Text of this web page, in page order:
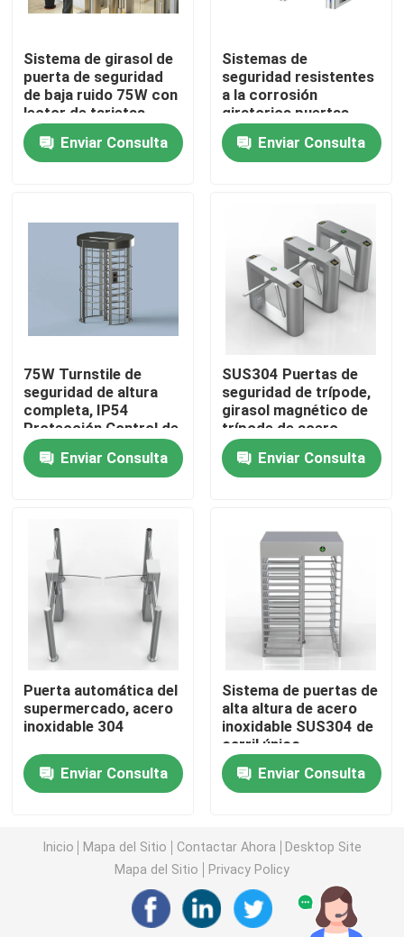
Inicio
Productos
Videos
Visita a la fábrica
Control de Calidad
noticias
Solicitar una cotización
Puertas electrónicas del torniquete
Puerta de oscilación del torniquete
Puerta del torniquete de la aleta
Puerta del torniquete del trípode
Torniquete de la puerta de velocidad
Torniquete de la puerta de desplazamiento
Máquina biométrica de reconocimiento facial
Sistema de girasol de
puerta de seguridad
de baja ruido 75W con
lector de tarjetas
Enviar Consulta
Sistemas de
seguridad resistentes
a la corrosión
giratorios puertas
giratorias
automáticas 75W
Enviar Consulta
75W Turnstile de
seguridad de altura
completa, IP54
Protección Control de
acceso Puerta de
turnstileEnviar Consulta
SUS304 Puertas de
seguridad de trípode,
girasol magnético de
trípode de acero
inoxidable
Enviar Consulta
Puerta automática del
supermercado, acero
inoxidable 304
Enviar Consulta
Sistema de puertas de
alta altura de acero
inoxidable SUS304 de
carril único
Enviar Consulta
Inicio Mapa del Sitio Contactar Ahora
Desktop Site
Mapa del Sitio
Privacy Policy